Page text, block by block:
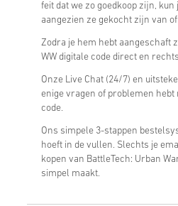
feit dat we zo goedkoop zijn,
aangezien ze gekocht zijn van
Zodra je hem hebt aangeschaft
WW digitale code direct en
Onze Live Chat (24/7) en
enige vragen of problemen hebt
code.
Ons simpele 3-stappen
hoeft in de vullen. Slechts je
kopen van BattleTech: Urban
simpel maakt.